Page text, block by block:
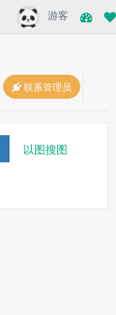
游客
联系管理员
以图搜图